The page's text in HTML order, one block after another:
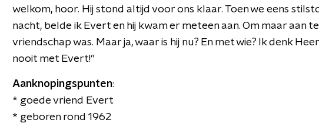
welkom, hoor. Hij stond altijd voor ons klaar. Toen we eens
nacht, belde ik Evert en hij kwam er meteen aan. Om maar aan
vriendschap was. Maar ja, waar is hij nu? En met wie? Ik denk
nooit met Evert!”
Aanknopingspunten:
* goede vriend Evert
* geboren rond 1962